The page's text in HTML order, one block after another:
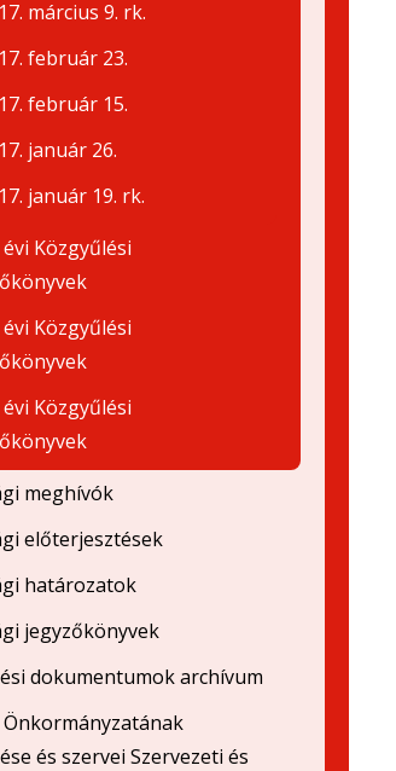
március 9. rk.
február 23.
február 15.
január 26.
január 19. rk.
évi Közgyűlési
évi Közgyűlési
évi Közgyűlési
meghívók
előterjesztések
határozatok
jegyzőkönyvek
dokumentumok archívum
Önkormányzatának
és szervei Szervezeti és